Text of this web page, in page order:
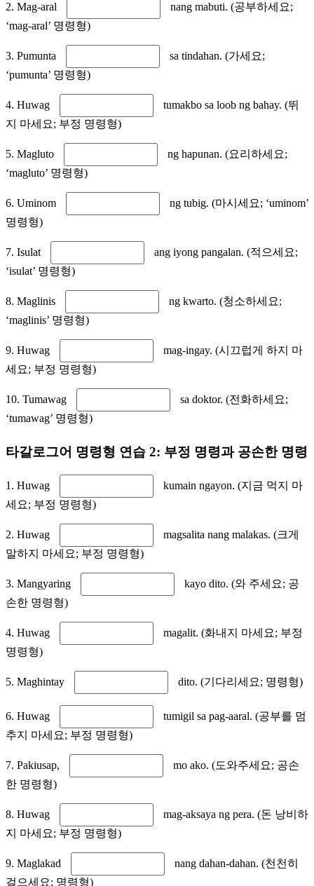
2. Mag-aral
nang mabuti. (공부하세요;
‘mag-aral’ 명령형)
3. Pumunta
sa tindahan. (가세요;
‘pumunta’ 명령형)
4. Huwag
tumakbo sa loob ng bahay. (뛰
지 마세요; 부정 명령형)
5. Magluto
ng hapunan. (요리하세요;
‘magluto’ 명령형)
6. Uminom
ng tubig. (마시세요; ‘uminom’
명령형)
7. Isulat
ang iyong pangalan. (적으세요;
‘isulat’ 명령형)
8. Maglinis
ng kwarto. (청소하세요;
‘maglinis’ 명령형)
9. Huwag
mag-ingay. (시끄럽게 하지 마
세요; 부정 명령형)
10. Tumawag
sa doktor. (전화하세요;
‘tumawag’ 명령형)
타갈로그어 명령형 연습 2: 부정 명령과 공손한 명령
1. Huwag
kumain ngayon. (지금 먹지 마
세요; 부정 명령형)
2. Huwag
magsalita nang malakas. (크게
말하지 마세요; 부정 명령형)
3. Mangyaring
kayo dito. (와 주세요; 공
손한 명령형)
4. Huwag
magalit. (화내지 마세요; 부정
명령형)
5. Maghintay dito. (기다리세요; 명령형)
6. Huwag
tumigil sa pag-aaral. (공부를 멈
추지 마세요; 부정 명령형)
7. Pakiusap,
mo ako. (도와주세요; 공손
한 명령형)
8. Huwag
mag-aksaya ng pera. (돈 낭비하
지 마세요; 부정 명령형)
9. Maglakad
nang dahan-dahan. (천천히
걸으세요; 명령형)